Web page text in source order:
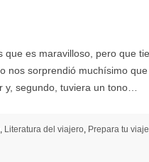
Literatura del viajero Prepara tu viaje